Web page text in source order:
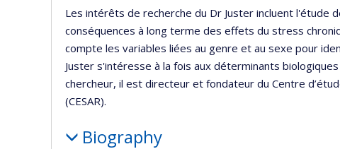
Les intérêts de recherche du Dr Juster incluent l'étude
conséquences à long terme des effets du stress
compte les variables liées au genre et au sexe pour
Juster s'intéresse à la fois aux déterminants
chercheur, il est directeur et fondateur du Centre
(CESAR).
Biography